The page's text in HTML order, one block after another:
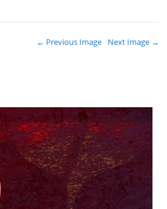
← Previous Image Next Image →